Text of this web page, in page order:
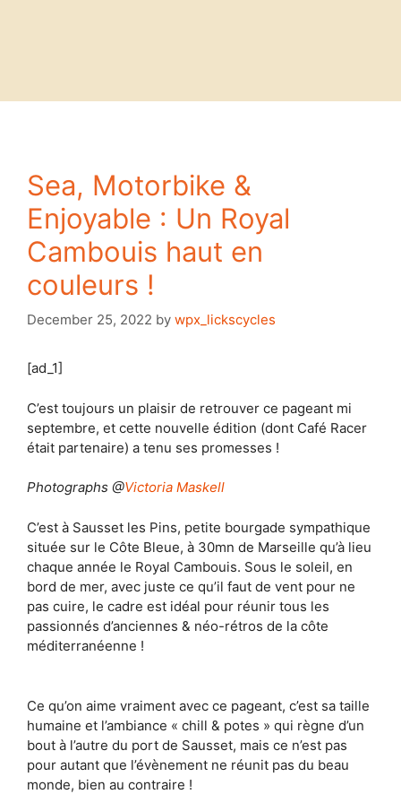
Sea, Motorbike &
Enjoyable : Un Royal
Cambouis haut en
couleurs !
December 25, 2022 by wpx_lickscycles
[ad_1]
C’est toujours un plaisir de retrouver ce pageant mi
septembre, et cette nouvelle édition (dont Café Racer
était partenaire) a tenu ses promesses !
Photographs @Victoria Maskell
C’est à Sausset les Pins, petite bourgade sympathique
située sur le Côte Bleue, à 30mn de Marseille qu’à lieu
chaque année le Royal Cambouis. Sous le soleil, en
bord de mer, avec juste ce qu’il faut de vent pour ne
pas cuire, le cadre est idéal pour réunir tous les
passionnés d’anciennes & néo-rétros de la côte
méditerranéenne !
Ce qu’on aime vraiment avec ce pageant, c’est sa taille
humaine et l’ambiance « chill & potes » qui règne d’un
bout à l’autre du port de Sausset, mais ce n’est pas
pour autant que l’évènement ne réunit pas du beau
monde, bien au contraire !